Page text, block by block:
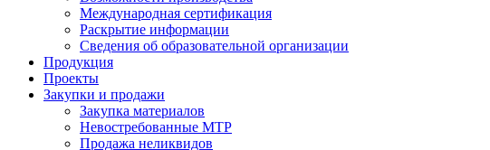
Международная сертификация
Раскрытие информации
Сведения об образовательной организации
Продукция
Проекты
Закупки и продажи
Закупка материалов
Невостребованные МТР
Продажа неликвидов